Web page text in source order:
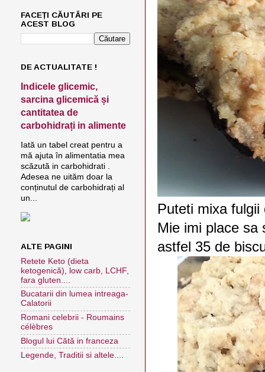
Puteti mixa
Mie imi place sa
astfel 35 de
FACEȚI CĂUTĂRI PE
ACEST BLOG
DE ACTUALITATE !
Indicele glicemic,
sarcina glicemică și
cantitatea de
carbohidrați in alimente
Iată un tabel creat pentru a
mă ajuta în alimentatia mea
scăzută in carbohidrati .
Adesea ne uităm doar la
conținutul de carbohidrați al
un...
ALTE PAGINI
Retete Keto (dieta
ketogenică), low carb, LCHF,
fara gluten....
Bucatarii din lumea intreaga-
Calatorii
Romani celebrii - Roumains
célèbres
Blogul lui Cătă in franceza
Legende, Traditii si altele....